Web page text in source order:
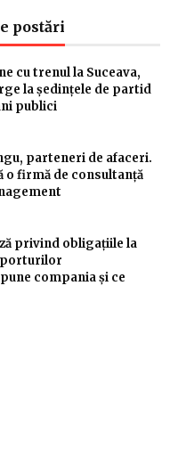
postări
cu trenul la Suceava,
la ședințele de partid
publici
parteneri de afaceri.
o firmă de consultanță
privind obligațiile la
compania și ce